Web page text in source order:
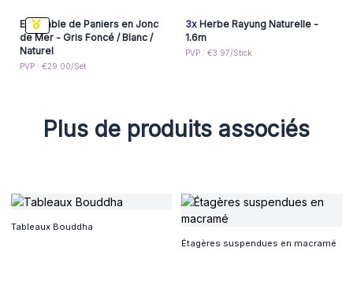
Ensemble de Paniers en Jonc
de Mer - Gris Foncé / Blanc /
Naturel
PVP : €29.00/Set
3xHerbe Rayung Naturelle -
1.6m
PVP : €3.97/Stick
Plus de produits associés
Tableaux Bouddha
Étagères suspendues en macramé